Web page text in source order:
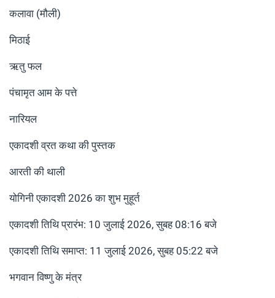
कलावा (मौली)
मिठाई
ऋतु फल
पंचामृत आम के पत्ते
नारियल
एकादशी व्रत कथा की पुस्तक
आरती की थाली
योगिनी एकादशी 2026 का शुभ मुहूर्त
एकादशी तिथि प्रारंभ: 10 जुलाई 2026, सुबह 08:16 बजे
एकादशी तिथि समाप्त: 11 जुलाई 2026, सुबह 05:22 बजे
भगवान विष्णु के मंत्र